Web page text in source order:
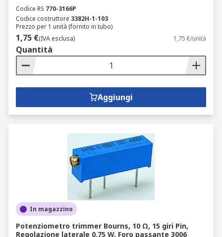
Codice RS 770-3166P
Codice costruttore 3382H-1-103
Prezzo per 1 unità (fornito in tubo)
1,75 €(IVA esclusa) 1,75 €/unità
Quantità
Aggiungi
In magazzino
Potenziometro trimmer Bourns, 10 Ω, 15 giri Pin,
Regolazione laterale 0.75 W, Foro passante 3006